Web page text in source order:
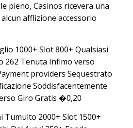
pieno, Casinos ricevera una
afflizione accessorio
1000+ Slot 800+ Qualsiasi
262 Tenuta Infimo verso
providers Sequestrato
Soddisfacentemente
Giro Gratis �0,20
Tumulto 2000+ Slot 1500+